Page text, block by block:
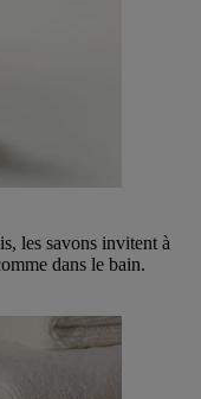
les savons invitent à
dans le bain.